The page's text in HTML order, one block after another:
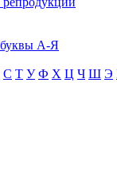
буквы А-Я
С Т У Ф Х Ц Ч Ш Э